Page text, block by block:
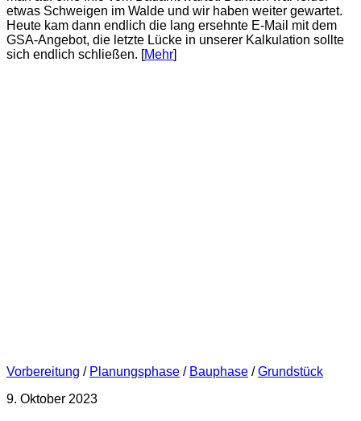
etwas Schweigen im Walde und wir haben weiter gewartet.
Heute kam dann endlich die lang ersehnte E-Mail mit dem
GSA-Angebot, die letzte Lücke in unserer Kalkulation sollte
sich endlich schließen. [Mehr]
Vorbereitung / Planungsphase / Bauphase /Grundstück
9. Oktober 2023